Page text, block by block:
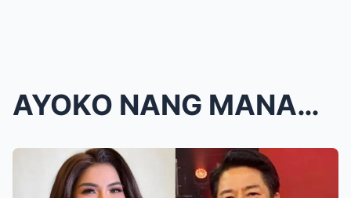
AYOKO NANG MANAHIMIK!” Sugar Mercado IBINULGAR ANG...